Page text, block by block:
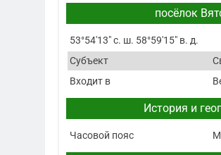
посёлок
53°54′13″ с. ш. 58°59′15″ в. д.
Субъект
Входит в
История и
Часовой пояс